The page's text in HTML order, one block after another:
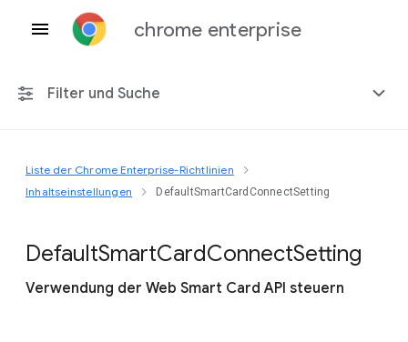
chrome enterprise
Filter und Suche
Alle Plattformen
Liste der Chrome Enterprise-Richtlinien
Inhaltseinstellungen
DefaultSmartCardConnectSetting
DefaultSmartCardConnectSetting
Verwendung der Web Smart Card API steuern